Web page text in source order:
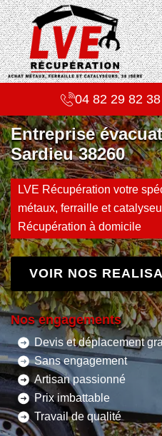
04 82 29 82 38
Entreprise
Sardieu 38260
LVE Récupération votre
métaux, ferraille et
Récupération à domicile
VOIR NOS
Nos engagements
Devis et déplacement
Sans engagement
Artisan passionné
Prix imbattable
Travail de qualité